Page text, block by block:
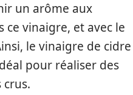
un arôme aux
vinaigre, et avec le
le vinaigre de cidre
pour réaliser des